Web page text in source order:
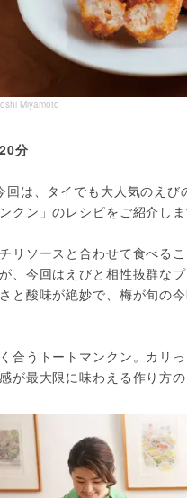
Miyamoto
分
回は、タイでも大人気のえび
クン」のレシピをご紹介しま
チリソースと合わせて食べる
、今回はえびと相性抜群な
と酸味が絶妙で、梅が旬の
合うトートマンクン。カリ
が最大限に味わえる作り方